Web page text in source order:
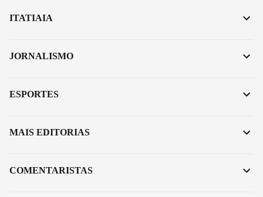
ITATIAIA
JORNALISMO
ESPORTES
MAIS EDITORIAS
COMENTARISTAS